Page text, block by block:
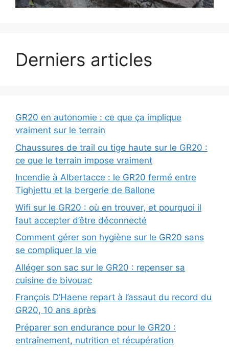
Derniers articles
GR20 en autonomie : ce que ça implique
vraiment sur le terrain
Chaussures de trail ou tige haute sur le GR20 :
ce que le terrain impose vraiment
Incendie à Albertacce : le GR20 fermé entre
Tighjettu et la bergerie de Ballone
Wifi sur le GR20 : où en trouver, et pourquoi il
faut accepter d’être déconnecté
Comment gérer son hygiène sur le GR20 sans
se compliquer la vie
Alléger son sac sur le GR20 : repenser sa
cuisine de bivouac
François D’Haene repart à l’assaut du record du
GR20, 10 ans après
Préparer son endurance pour le GR20 :
entraînement, nutrition et récupération